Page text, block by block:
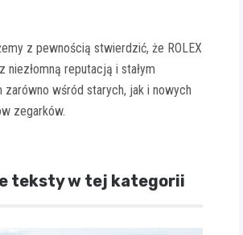
z pewnością stwierdzić, że ROLEX
niezłomną reputacją i stałym
zarówno wśród starych, jak i nowych
zegarków.
teksty w tej kategorii